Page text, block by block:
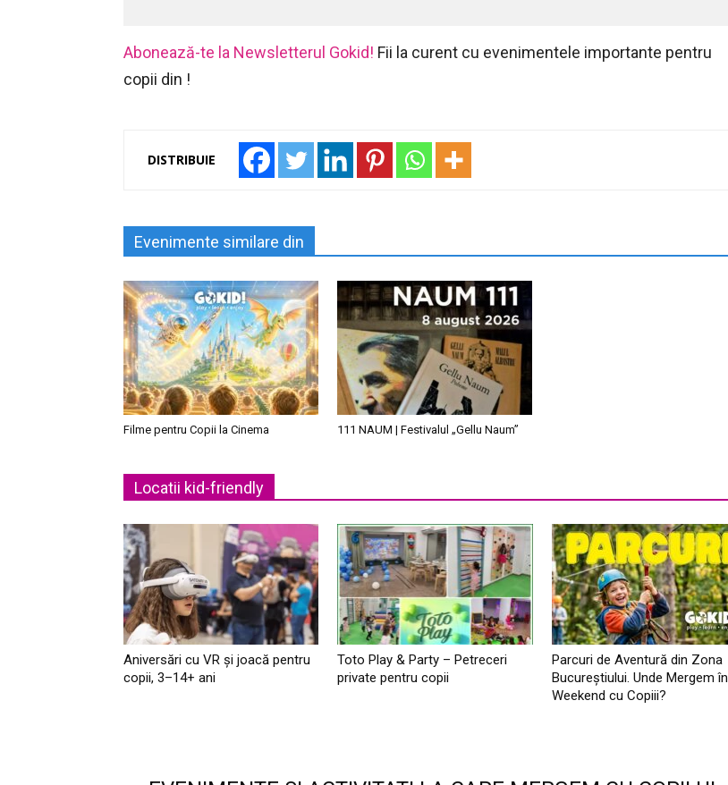
Abonează-te la Newsletterul Gokid! Fii la curent cu evenimentele importante pentru
copii din !
DISTRIBUIE
Evenimente similare din
Filme pentru Copii la Cinema 111 NAUM | Festivalul „Gellu Naum”
Locatii kid-friendly
Aniversări cu VR și joacă pentru
copii, 3–14+ ani
Toto Play & Party – Petreceri
private pentru copii
Parcuri de Aventură din Zona
Bucureştiului. Unde Mergem în
Weekend cu Copiii?